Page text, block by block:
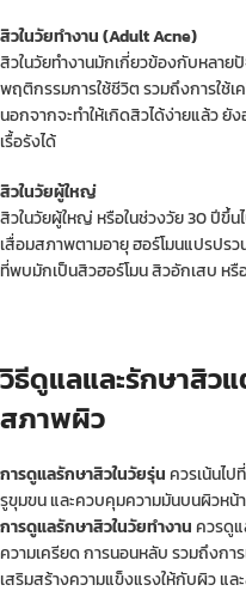
สิวในวัยทำงาน (Adult Acne)
สิวในวัยทำงานมักเกี่ยวข้องกับหลาย
พฤติกรรมการใช้ชีวิต รวมถึงการใช้
นอกจากจะทำให้เกิดสิวได้ง่ายแล้ว ยั
เรื้อรังได้
สิวในวัยผู้ใหญ่
สิวในวัยผู้ใหญ่ หรือในช่วงวัย 30 ปีขึ้
เสื่อมสภาพตามอายุ ฮอร์โมนแปรปร
ที่พบมักเป็นสิวฮอร์โมน สิวอักเสบ ห
วิธีดูแลและรักษาสิวแ
สภาพผิว
การดูแลรักษาสิวในวัยรุ่นควรเน้นไ
รูขุมขน และควบคุมความมันบนผิวหน้
การดูแลรักษาสิวในวัยทำงานควรดู
ความเครียด การนอนหลับ รวมถึงก
เสริมสร้างความแข็งแรงให้กับผิว แล